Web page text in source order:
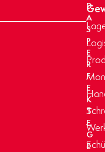
D
A
S
P
E
R
F
E
K
T
E
G
E